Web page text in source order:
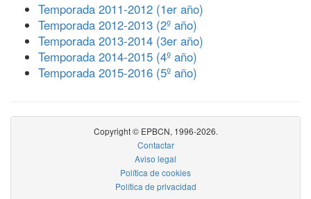
Temporada 2011-2012 (1er año)
Temporada 2012-2013 (2º año)
Temporada 2013-2014 (3er año)
Temporada 2014-2015 (4º año)
Temporada 2015-2016 (5º año)
Copyright © EPBCN, 1996-2026.
Contactar
Aviso legal
Política de cookies
Política de privacidad